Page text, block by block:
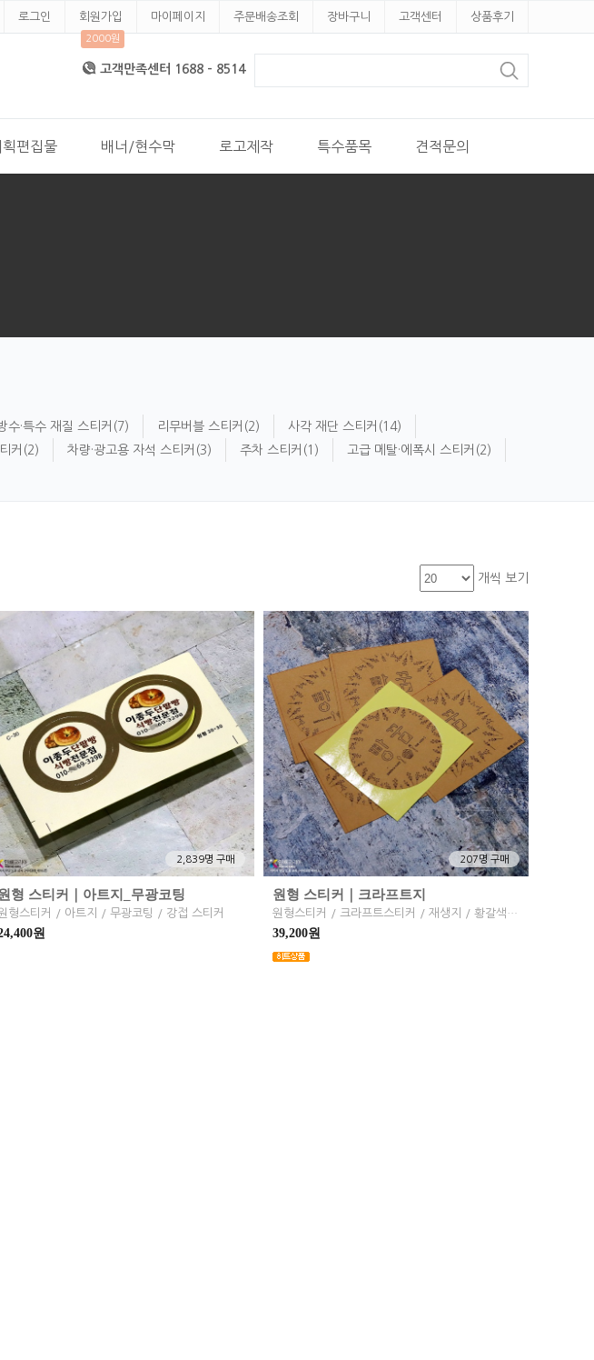
로그인 회원가입
2000원
마이페이지 주문배송조회 장바구니 고객센터 상품후기
고객만족센터 1688 - 8514
획편집물 배너/현수막 로고제작 특수품목 견적문의
수·특수 재질 스티커 (7) 리무버블 스티커 (2) 사각 재단 스티커 (14)
커 (2) 차량·광고용 자석 스티커 (3) 주차 스티커 (1) 고급 메탈·에폭시 스티커 (2)
개씩 보기
2,839명 구매
형 스티커｜아트지_무광코팅
형스티커 / 아트지 / 무광코팅 / 강접 스티커
원
207명 구매
원형 스티커｜크라프트지
원형스티커 / 크라프트스티커 / 재생지 / 황갈색 재질
39,200원